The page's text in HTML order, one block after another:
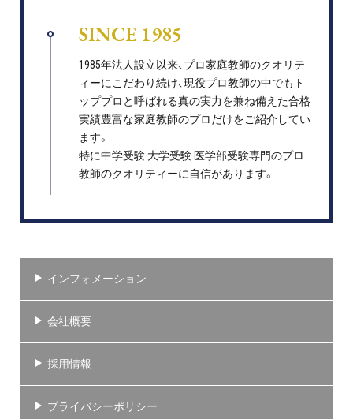
SINCE 1985
1985年法人設立以来、プロ家庭教師のクオリテ
ィーにこだわり続け、現役プロ教師の中でもト
ッププロと呼ばれる真の実力を兼ね備えた合格
実績豊富な家庭教師のプロだけをご紹介してい
ます。
特に中学受験·大学受験·医学部受験専門のプロ
教師のクオリティーに自信があります。
インフォメーション
会社概要
採用情報
プライバシーポリシー